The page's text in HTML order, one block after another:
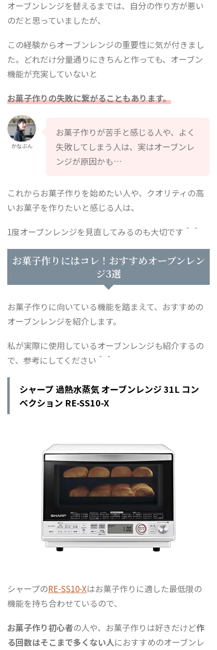
オーブンレンジを替えるまでは、自分の作り方が悪い
のだと思っていましたが、
この経験からオーブンレンジの重要性に気が付きまし
た。どれだけ分量通りにきちんと作っても、オーブン
機能が充実していないと
お菓子作りの失敗に繋がることもあります。
かなぶん
お菓子作りが苦手と感じる人や、よく
失敗してしまう人は、実はオーブンレ
ンジが原因かも…
これからお菓子作りを始めたい人や、クオリティの高
いお菓子を作りたいと感じる人は、
1度オーブンレンジを見直してみるのも大切です＾＾
お菓子作りにはコレ！おすすめオーブンレン
ジ3選
お菓子作りに向いている機能を踏まえて、おすすめの
オーブンレンジを紹介します。
私が実際に使用しているオーブンレンジも紹介するの
で、参考にしてください＾＾
シャープ 過熱水蒸気 オーブンレンジ 31L コン
ベクション RE-SS10-X
シャープのRE-SS10-Xはお菓子作りに適した最低限の
機能を持ち合わせているので、
お菓子作り初心者の人や、お菓子作りは好きだけど作
る回数はそこまで多くない人におすすめのオーブンレ